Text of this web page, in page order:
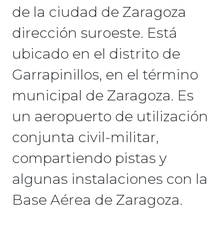
de la ciudad de Zaragoza
dirección suroeste. Está
ubicado en el distrito de
Garrapinillos, en el término
municipal de Zaragoza. Es
un aeropuerto de utilización
conjunta civil-militar,
compartiendo pistas y
algunas instalaciones con la
Base Aérea de Zaragoza.